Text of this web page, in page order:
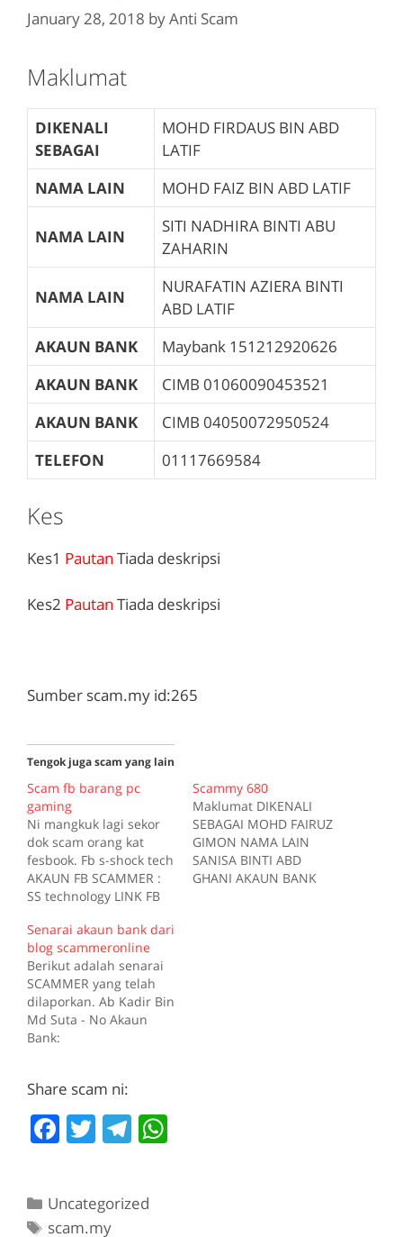
January 28, 2018 byAnti Scam
Maklumat
DIKENALI
SEBAGAI
MOHD FIRDAUS BIN ABD
LATIF
NAMA LAIN
MOHD FAIZ BIN ABD LATIF
NAMA LAIN
SITI NADHIRA BINTI ABU
ZAHARIN
NAMA LAIN
NURAFATIN AZIERA BINTI
ABD LATIF
AKAUN BANK
Maybank 151212920626
AKAUN BANK
CIMB 01060090453521
AKAUN BANK
CIMB 04050072950524
TELEFON
01117669584
Kes
Kes1 Pautan Tiada deskripsi
Kes2 Pautan Tiada deskripsi
Sumber scam.my id:265
Tengok juga scam yang lain
Scam fb barang pc
gaming
Ni mangkuk lagi sekor
dok scam orang kat
fesbook. Fb s-shock tech
AKAUN FB SCAMMER :
SS technology LINK FB
https://www.facebook.c
om/S-Shock-Tech-
102311158250023/
Guna ic edit orang lain
punya Whatsapp
01112055620 ,
0179255260 NO AKAUN
payment guna nama
Rosmah binti aziz
Maybank 160102619616
mohd…
Scammy 680
Maklumat DIKENALI
SEBAGAI MOHD FAIRUZ
GIMON NAMA LAIN
SANISA BINTI ABD
GHANI AKAUN BANK
Senarai akaun bank dari
blog scammeronline
Berikut adalah senarai
SCAMMER yang telah
dilaporkan. Ab Kadir Bin
Md Suta - No Akaun
Bank:
- No Akaun Bank:
Abdul Aziz Bin Harun -
No Akaun Bank:
Bin Ramli - No Akaun
Bank: 08851016276
Share scam ni:
F
e
T
er
T
gr
Categories
Uncategorized
Tags
scam.my